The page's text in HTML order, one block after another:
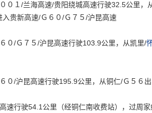
０１ /兰海高速/贵阳绕城高速行驶32.5公里，
入贵新高速/Ｇ６０/Ｇ７５/沪昆高速
０/Ｇ７５/沪昆高速行驶103.9公里，从凯里/
０/沪昆高速行驶195.9公里，从铜仁/Ｇ５６
速行驶54.1 公里（经铜仁南收费站），过周家